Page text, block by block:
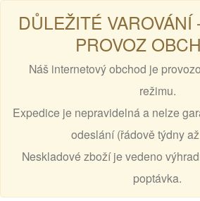
DŮLEŽITÉ
PROVOZ
Náš internetový obchod je
režimu.
Expedice je nepravidelná a nelze
odeslání (řádově týdny
Neskladové zboží je vedeno
poptávka.